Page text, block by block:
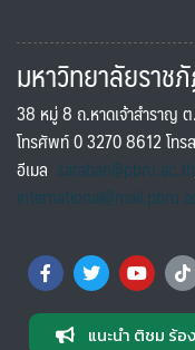
มหาวิทยาลัยราช
38 หมู่ 8 ถ.หาดเจ้าสำราญ
โทรศัพท์ 0 3270 8612 โท
อีเมล saraban@pbru.ac.th
แนะนำ ติชม ร้อ